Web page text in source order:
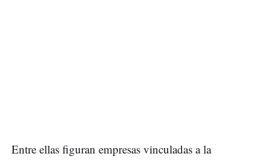
Entre ellas figuran empresas vinculadas a la